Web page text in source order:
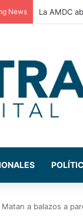
News La AMDC
Matan a balazos a